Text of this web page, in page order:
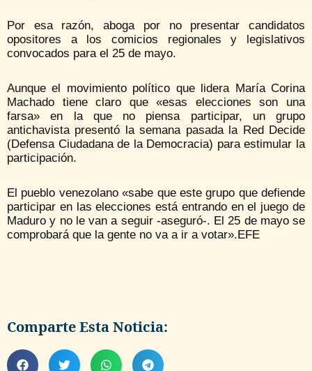
Por esa razón, aboga por no presentar candidatos
opositores a los comicios regionales y legislativos
convocados para el 25 de mayo.
Aunque el movimiento político que lidera María Corina
Machado tiene claro que «esas elecciones son una
farsa» en la que no piensa participar, un grupo
antichavista presentó la semana pasada la Red Decide
(Defensa Ciudadana de la Democracia) para estimular la
participación.
El pueblo venezolano «sabe que este grupo que defiende
participar en las elecciones está entrando en el juego de
Maduro y no le van a seguir -aseguró-. El 25 de mayo se
comprobará que la gente no va a ir a votar».EFE
Comparte Esta Noticia: